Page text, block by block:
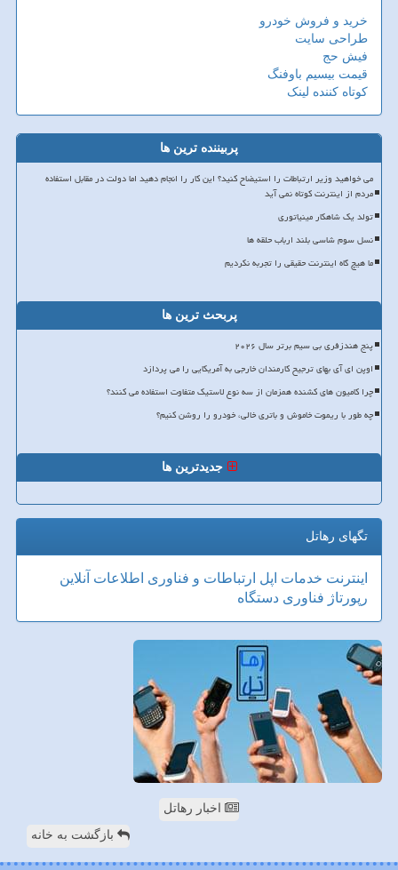
خرید و فروش خودرو
طراحی سایت
فیش حج
قیمت بیسیم باوفنگ
کوتاه کننده لینک
پربیننده ترین ها
می خواهید وزیر ارتباطات را استیضاح کنید؟ این کار را انجام دهید اما دولت در مقابل استفاده
مردم از اینترنت کوتاه نمی آید
تولد یک شاهکار مینیاتوری
نسل سوم شاسی بلند ارباب حلقه ها
ما هیچ گاه اینترنت حقیقی را تجربه نکردیم
پربحث ترین ها
پنج هندزفری بی سیم برتر سال ۲۰۲۶
اوپن ای آی بهای ترجیح کارمندان خارجی به آمریکایی را می پردازد
چرا کامیون های کشنده همزمان از سه نوع لاستیک متفاوت استفاده می کنند؟
چه طور با ریموت خاموش و باتری خالی، خودرو را روشن کنیم؟
جدیدترین ها
تگهای رهاتل
اینترنت خدمات اپل ارتباطات و فناوری اطلاعات آنلاین
رپورتاژ فناوری دستگاه
اخبار رهاتل
بازگشت به خانه